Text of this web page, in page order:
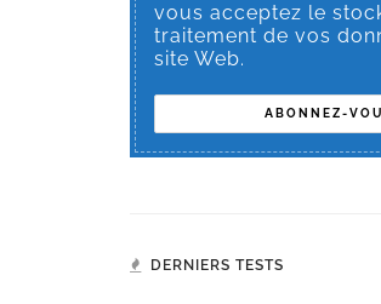
vous acceptez le
traitement de vos
site Web.
DERNIERS TESTS